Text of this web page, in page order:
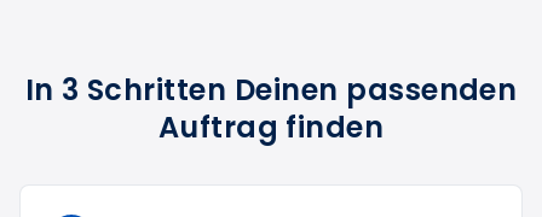
In 3 Schritten Deinen passenden
Auftrag finden